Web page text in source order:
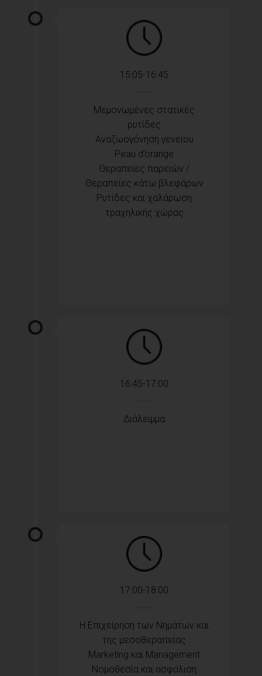
15:05-16:45
Μεμονωμένες στατικές
ρυτίδες
Αναζωογόνηση γενείου
Peau d’orange
Θεραπείες παρειών /
Θεραπείες κάτω βλεφάρων
Ρυτίδες και χαλάρωση
τραχηλικής χώρας
16:45-17:00
Διάλειμμα
17:00-18:00
Η Επιχείρηση των Νημάτων και
της μεσοθεραπείας
Marketing και Management
Νομοθεσία και ασφάλιση